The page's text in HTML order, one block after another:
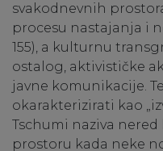
svakodnevnih
procesu nastajanja i
155), a kulturnu
ostalog, aktivističke
javne komunikacije.
okarakterizirati kao
Tschumi naziva
prostoru kada neke